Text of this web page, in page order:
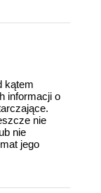
kątem
informacji o
nie
nie
jego